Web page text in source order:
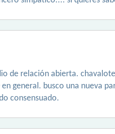
de relación abierta.
general. busco una nueva
consensuado.